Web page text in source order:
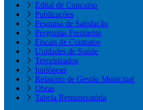
Edital de Concurso
Publicações
Pesquisa de Satisfação
Perguntas Frequente
Fiscais de Contratos
Unidades de Saúde
Terceirizados
Inidôneas
Relatório de Gestão Municipal
Obras
Tabela Remuneratória